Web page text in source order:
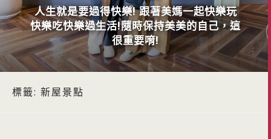
人生就是要過得快樂! 跟著美媽一起快樂玩
快樂吃快樂過生活!隨時保持美美的自己，這
很重要唷!
標籤: 新屋景點